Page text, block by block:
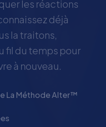
les réactions
déjà
la traitons,
fil du temps pour
à nouveau.
La Méthode Alter™